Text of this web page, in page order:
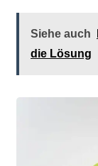
Siehe auch
die Lösung